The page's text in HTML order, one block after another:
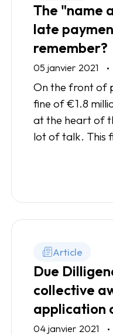
The "name
late
remember?
05 janvier 2021
On the front of
fine of €1.8
at the heart of
lot of talk. This
Article
Due
collective
application
04 janvier 2021